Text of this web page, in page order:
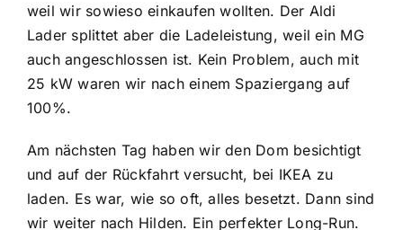
weil wir sowieso einkaufen wollten. Der Aldi
Lader splittet aber die Ladeleistung, weil ein MG
auch angeschlossen ist. Kein Problem, auch mit
25 kW waren wir nach einem Spaziergang auf
100%.
Am nächsten Tag haben wir den Dom besichtigt
und auf der Rückfahrt versucht, bei IKEA zu
laden. Es war, wie so oft, alles besetzt. Dann sind
wir weiter nach Hilden. Ein perfekter Long-Run.